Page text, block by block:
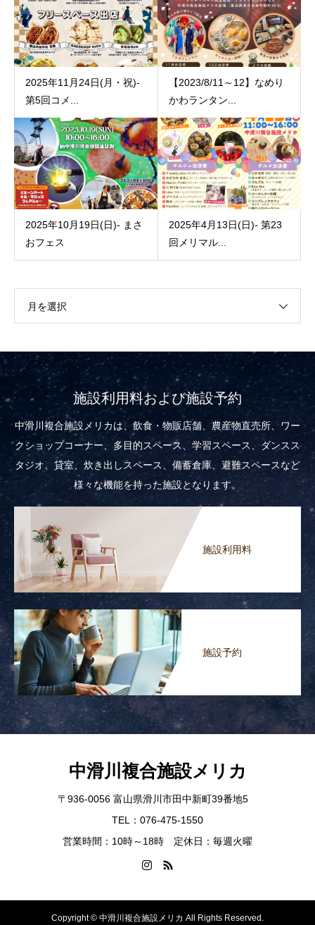
2025年11月24日(月・祝)-
第5回コメ...
【2023/8/11～12】なめり
かわランタン...
2025年10月19日(日)- まさ
おフェス
2025年4月13日(日)- 第23
回メリマル...
月を選択
施設利用料および施設予約
中滑川複合施設メリカは、飲食・物販店舗、農産物直売所、ワー
クショップコーナー、多目的スペース、学習スペース、ダンスス
タジオ、貸室、炊き出しスペース、備蓄倉庫、避難スペースなど
様々な機能を持った施設となります。
施設利用料
施設予約
中滑川複合施設メリカ
〒936-0056 富山県滑川市田中新町39番地5
TEL：076-475-1550
営業時間：10時～18時 定休日：毎週火曜
Copyright © 中滑川複合施設メリカ All Rights Reserved.